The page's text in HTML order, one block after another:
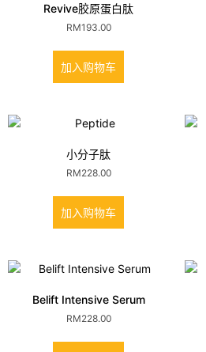
Revive胶原蛋白肽
RM193.00
加入购物车
小分子肽
RM228.00
加入购物车
Belift Intensive Serum
RM228.00